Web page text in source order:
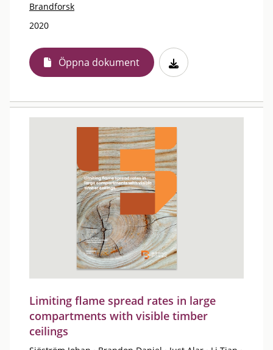
Brandforsk
2020
Öppna dokument
Limiting flame spread rates in large
compartments with visible timber
ceilings